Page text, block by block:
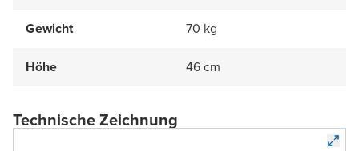
Gewicht 70 kg
Höhe 46 cm
Technische Zeichnung